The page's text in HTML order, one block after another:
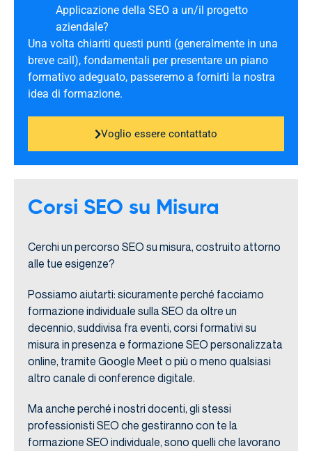
Applicazione della SEO a un/il progetto
aziendale?
Una volta chiariti questi punti (generalmente in una
breve call), fondamentali per presentare un piano
formativo adeguato, passeremo a fornirti la nostra
idea di formazione.
Voglio essere contattato
Corsi SEO su Misura
Cerchi un percorso SEO su misura, costruito attorno
alle tue esigenze?
Possiamo aiutarti: sicuramente perché facciamo
formazione individuale sulla SEO da oltre un
decennio, suddivisa fra eventi, corsi formativi su
misura in presenza e formazione SEO personalizzata
online, tramite Google Meet o più o meno qualsiasi
altro canale di conference digitale.
Ma anche perché i nostri docenti, gli stessi
professionisti SEO che gestiranno con te la
formazione SEO individuale, sono quelli che lavorano